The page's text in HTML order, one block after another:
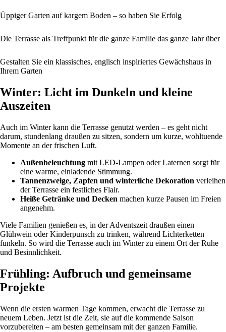
Üppiger Garten auf kargem Boden – so haben Sie Erfolg
Die Terrasse als Treffpunkt für die ganze Familie das ganze Jahr über
Gestalten Sie ein klassisches, englisch inspiriertes Gewächshaus in
Ihrem Garten
Winter: Licht im Dunkeln und kleine
Auszeiten
Auch im Winter kann die Terrasse genutzt werden – es geht nicht
darum, stundenlang draußen zu sitzen, sondern um kurze, wohltuende
Momente an der frischen Luft.
Außenbeleuchtung mit LED-Lampen oder Laternen sorgt für
eine warme, einladende Stimmung.
Tannenzweige, Zapfen und winterliche Dekoration verleihen
der Terrasse ein festliches Flair.
Heiße Getränke und Decken machen kurze Pausen im Freien
angenehm.
Viele Familien genießen es, in der Adventszeit draußen einen
Glühwein oder Kinderpunsch zu trinken, während Lichterketten
funkeln. So wird die Terrasse auch im Winter zu einem Ort der Ruhe
und Besinnlichkeit.
Frühling: Aufbruch und gemeinsame
Projekte
Wenn die ersten warmen Tage kommen, erwacht die Terrasse zu
neuem Leben. Jetzt ist die Zeit, sie auf die kommende Saison
vorzubereiten – am besten gemeinsam mit der ganzen Familie.